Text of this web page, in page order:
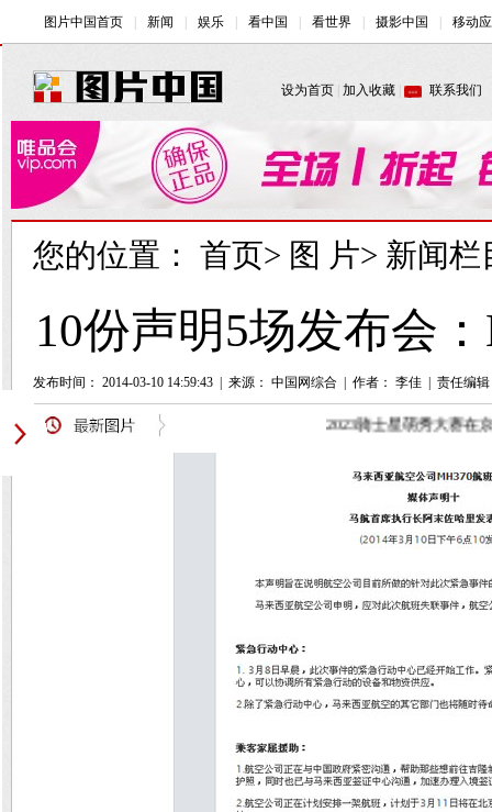
您的位置： 首页> 图 片> 新闻栏
10份声明5场发布会
发布时间： 2014-03-10 14:59:43 来源： 中国网综合 作者： 李佳 责任编